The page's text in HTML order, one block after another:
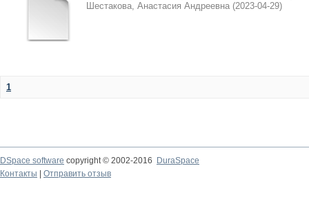
Шестакова, Анастасия Андреевна (2023-04-29)
1
DSpace software copyright © 2002-2016
DuraSpace
Контакты
Отправить отзыв